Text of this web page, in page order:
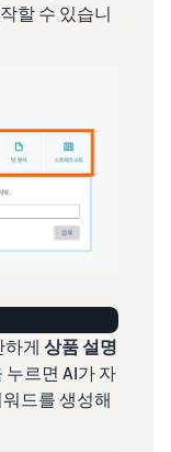
할 수 있습니
게 상품 설명
누르면 AI가 자
드를 생성해